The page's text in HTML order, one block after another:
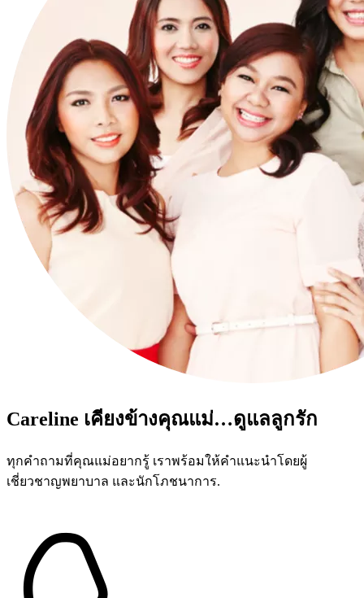
Careline เคียงข้างคุณแม่…ดูแลลูกรัก
ทุกคำถามที่คุณแม่อยากรู้ เราพร้อมให้คำแนะนำโดยผู้
เชี่ยวชาญพยาบาล และนักโภชนาการ.